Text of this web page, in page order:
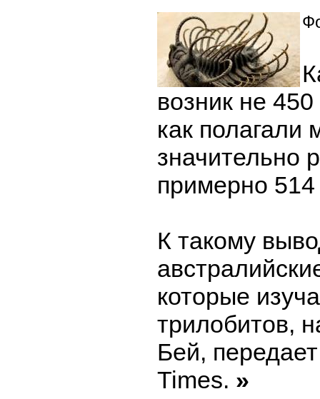
возник не
как полагали
значительно
примерно
К такому
которые
трилобитов,
Бей,
Times. »